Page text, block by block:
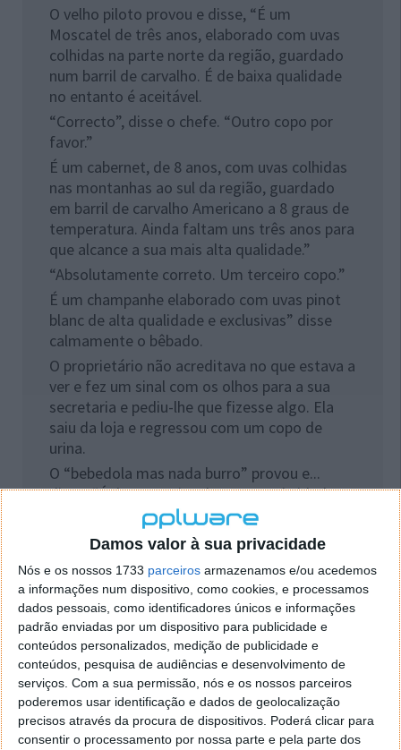
Damos valor à sua privacidade
Nós e os nossos 1733 parceiros armazenamos e/ou acedemos
a informações num dispositivo, como cookies, e processamos
dados pessoais, como identificadores únicos e informações
padrão enviadas por um dispositivo para publicidade e
conteúdos personalizados, medição de publicidade e
conteúdos, pesquisa de audiências e desenvolvimento de
serviços. Com a sua permissão, nós e os nossos parceiros
poderemos usar identificação e dados de geolocalização
precisos através da procura de dispositivos. Poderá clicar para
consentir o processamento por nossa parte e pela parte dos
O velho piloto provou e disse, “É um
Moscatel de três anos, elaborado com uvas
colhidas na parte norte da região, guardado
num barril de carvalho. É de baixa qualidade
no entanto é aceitável.
“Correcto”, disse o chefe. “Outro copo por
favor.”
É um cabernet, de 8 anos, com uvas colhidas
nas montanhas ao sul da região, guardado
em barril de carvalho Americano a 8 graus de
temperatura. Ainda faltam uns três anos para
que alcance a sua mais alta qualidade.”
“Absolutamente correto. Um terceiro copo.”
É um champanhe elaborado com uvas pinot
blanc de alta qualidade e exclusivas” disse
calmamente o bêbado.
O proprietário não acreditava no que estava a
ver e fez um sinal com os olhos para a sua
secretaria e pediu-lhe que fizesse algo. Ela
saiu da loja e regressou com um copo de
urina.
O “bebedola mas nada burro” provou e...
disse: “É de uma ruiva de 26 anos de idade,
com três meses de gravidez e se não me
derem o emprego, digo quem é o pai!"
Corajosa Declaração de IRS
Um contribuinte, teve sua declaração
rejeitada pelas Finanças porque,
aparentemente, respondeu a uma das